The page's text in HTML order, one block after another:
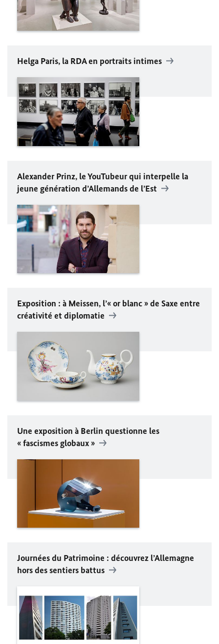
Helga Paris, la RDA en portraits intimes
Alexander Prinz, leYouTubeur qui interpelle la
jeune génération d’Allemands de l’Est
Exposition : à Meissen, l’« or blanc » de Saxe entre
créativité et diplomatie
Une exposition à Berlin questionne les
« fascismes globaux »
Journées du Patrimoine : découvrez l’Allemagne
hors des sentiers battus